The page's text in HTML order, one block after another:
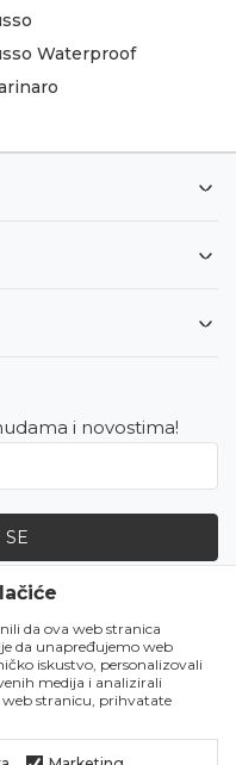
Waterproof
i novostima!
SE
da ova web stranica
da unapređujemo web
iskustvo, personalizovali
medija i analizirali
web stranicu, prihvatate